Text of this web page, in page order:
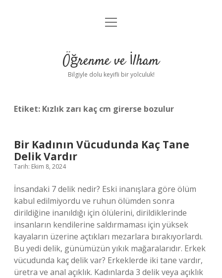
Anasayfa
Yasal Uyarı
menüyü
Öğrenme ve İlham
Bilgiyle dolu keyifli bir yolculuk!
Etiket: Kızlık zarı kaç cm girerse bozulur
Bir Kadının Vücudunda Kaç Tane
Delik Vardır
Tarih: Ekim 8, 2024
İnsandaki 7 delik nedir? Eski inanışlara göre ölüm
kabul edilmiyordu ve ruhun ölümden sonra
dirildiğine inanıldığı için ölülerini, dirildiklerinde
insanların kendilerine saldırmaması için yüksek
kayaların üzerine açtıkları mezarlara bırakıyorlardı.
Bu yedi delik, günümüzün yıkık mağaralarıdır. Erkek
vücudunda kaç delik var? Erkeklerde iki tane vardır,
üretra ve anal açıklık. Kadınlarda 3 delik veya açıklık